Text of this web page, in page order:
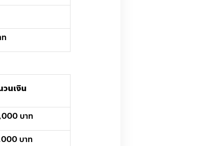
วนเงิน
บาท
บาท